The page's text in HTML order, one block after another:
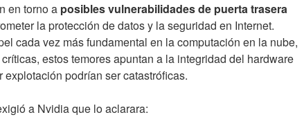
en torno a posibles vulnerabilidades de puerta trasera
la protección de datos y la seguridad en Internet.
cada vez más fundamental en la computación en la nube,
estos temores apuntan a la integridad del hardware
podrían ser catastróficas.
a Nvidia que lo aclarara: